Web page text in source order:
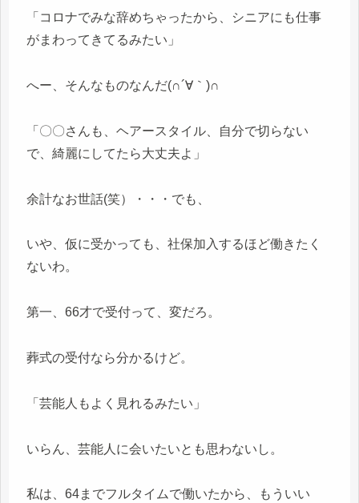
「コロナでみな辞めちゃったから、シニアにも仕事
がまわってきてるみたい」
へー、そんなものなんだ(∩´∀｀)∩
「〇〇さんも、ヘアースタイル、自分で切らない
で、綺麗にしてたら大丈夫よ」
余計なお世話(笑）・・・でも、
いや、仮に受かっても、社保加入するほど働きたく
ないわ。
第一、66才で受付って、変だろ。
葬式の受付なら分かるけど。
「芸能人もよく見れるみたい」
いらん、芸能人に会いたいとも思わないし。
私は、64までフルタイムで働いたから、もういい